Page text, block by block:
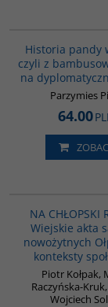
Historia pandy
czyli z
na
Parzymies
64.00
NA CHŁOPSKI
Wiejskie akta
nowożytnych
konteksty
Piotr Kołpak,
Raczyńska-
Wojciech